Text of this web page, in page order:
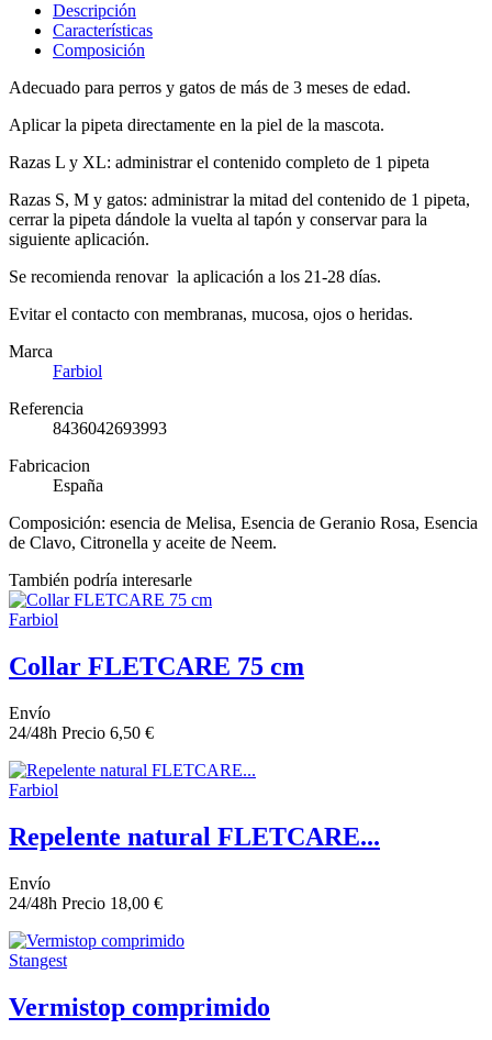
Descripción
Características
Composición
Adecuado para perros y gatos de más de 3 meses de edad.
Aplicar la pipeta directamente en la piel de la mascota.
Razas L y XL: administrar el contenido completo de 1 pipeta
Razas S, M y gatos: administrar la mitad del contenido de 1 pipeta,
cerrar la pipeta dándole la vuelta al tapón y conservar para la
siguiente aplicación.
Se recomienda renovar la aplicación a los 21-28 días.
Evitar el contacto con membranas, mucosa, ojos o heridas.
Marca
Farbiol
Referencia
8436042693993
Fabricacion
España
Composición: esencia de Melisa, Esencia de Geranio Rosa, Esencia
de Clavo, Citronella y aceite de Neem.
También podría interesarle
Farbiol
Collar FLETCARE 75 cm
Envío
24/48h Precio 6,50 €
Farbiol
Repelente natural FLETCARE...
Envío
24/48h Precio 18,00 €
Stangest
Vermistop comprimido